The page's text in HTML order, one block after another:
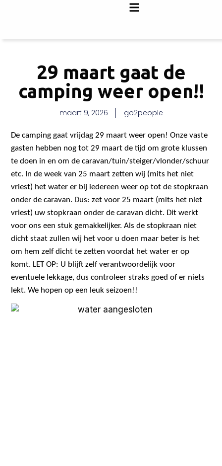
29 maart gaat de
camping weer open!!
maart 9, 2026 go2people
De camping gaat vrijdag 29 maart weer open! Onze vaste
gasten hebben nog tot 29 maart de tijd om grote klussen
te doen in en om de caravan/tuin/steiger/vlonder/schuur
etc. In de week van 25 maart zetten wij (mits het niet
vriest) het water er bij iedereen weer op tot de stopkraan
onder de caravan. Dus: zet voor 25 maart (mits het niet
vriest) uw stopkraan onder de caravan dicht. Dit werkt
voor ons een stuk gemakkelijker. Als de stopkraan niet
dicht staat zullen wij het voor u doen maar beter is het
om hem zelf dicht te zetten voordat het water er op
komt. LET OP: U blijft zelf verantwoordelijk voor
eventuele lekkage, dus controleer straks goed of er niets
lekt.We hopen op een leuk seizoen!!